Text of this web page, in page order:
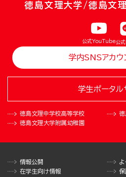
徳島文理大学/徳島文
公式YouTube公
学内SNSアカウ
徳島文理中学校高等学校
徳
徳島文理大学附属幼稚園
学生ポータル
情報公開
よ
在学生向け情報
保